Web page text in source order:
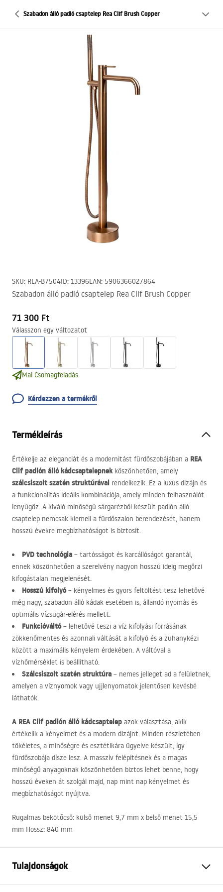
Szabadon álló padló csaptelep Rea Clif Brush Copper
SKU: REA-B7504ID: 13396EAN: 5906366027864
Szabadon álló padló csaptelep Rea Clif Brush Copper
71 300 Ft
Válasszon egy változatot
Mai Csomagfeladás
Kérdezzen a termékről
Termékleírás
Értékelje az eleganciát és a modernitást fürdőszobájában a REA
Clif padlón álló kádcsaptelepnekköszönhetően, amely
szálcsiszolt szatén struktúrával rendelkezik. Ez a luxus dizájn és
a funkcionalitás ideális kombinációja, amely minden felhasználót
lenyűgöz. A kiváló minőségű sárgarézből készült padlón álló
csaptelep nemcsak kiemeli a fürdőszalon berendezését, hanem
hosszú évekre megbízhatóságot is biztosít.
PVD technológia – tartósságot és karcállóságot garantál,
ennek köszönhetően a szerelvény nagyon hosszú ideig megőrzi
kifogástalan megjelenését.
Hosszú kifolyó– kényelmes és gyors feltöltést tesz lehetővé
még nagy, szabadon álló kádak esetében is, állandó nyomás és
optimális vízsugár-elérés mellett.
Funkcióváltó– lehetővé teszi a víz kifolyási forrásának
zökkenőmentes és azonnali váltását a kifolyó és a zuhanykézi
között a maximális kényelem érdekében. A váltóval a
vízhőmérséklet is beállítható.
Szálcsiszolt szatén struktúra – nemes jelleget ad a felületnek,
amelyen a víznyomok vagy ujjlenyomatok jelentősen kevésbé
láthatók.
A REA Clif padlón álló kádcsaptelep azok választása, akik
értékelik a kényelmet és a modern dizájnt. Minden részletében
tökéletes, a minőségre és esztétikára ügyelve készült, így
fürdőszobája dísze lesz. A masszív felépítésnek és a magas
minőségű anyagoknak köszönhetően biztos lehet benne, hogy
hosszú éveken át szolgál majd, nap mint nap kényelmet és
megbízhatóságot nyújtva.
Rugalmas bekötőcső: külső menet 9,7 mm x belső menet 15,5
mm Hossz: 840 mm
Tulajdonságok